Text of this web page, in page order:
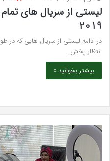
2019
انتظار پخش…
بیشتر بخوانید »
بهترین
کلینیک
زیبایی